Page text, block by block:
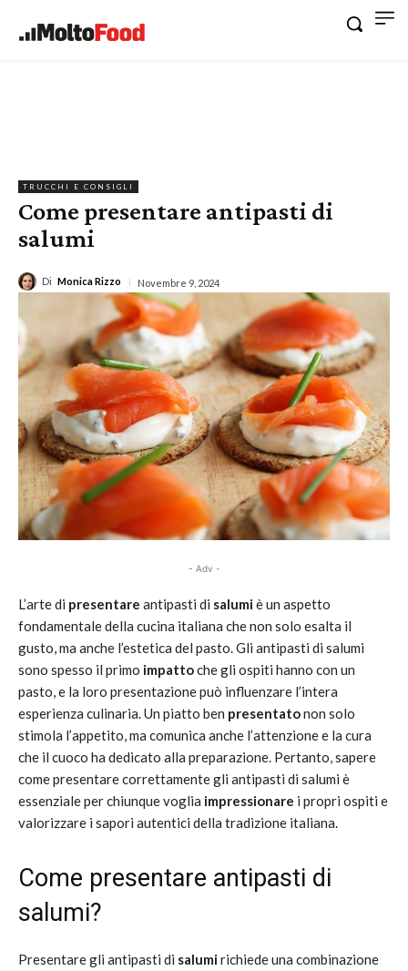
TRUCCHI E CONSIGLI
Come presentare antipasti di
salumi
Di Monica Rizzo Novembre 9, 2024
- Adv -
L’arte di presentare antipasti di salumiè un aspetto
fondamentale della cucina italiana che non solo esalta il
gusto, ma anche l’estetica del pasto. Gli antipasti di salumi
sono spesso il primo impattoche gli ospiti hanno con un
pasto, e la loro presentazione può influenzare l’intera
esperienza culinaria. Un piatto ben presentatonon solo
stimola l’appetito, ma comunica anche l’attenzione e la cura
che il cuoco ha dedicato alla preparazione. Pertanto, sapere
come presentare correttamente gli antipasti di salumi è
essenziale per chiunque voglia impressionare i propri ospiti e
valorizzare i sapori autentici della tradizione italiana.
Come presentare antipasti di
salumi?
Presentare gli antipasti di salumirichiede una combinazione